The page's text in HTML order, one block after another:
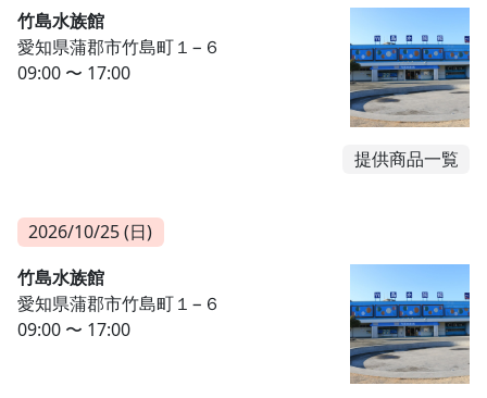
竹島水族館
愛知県蒲郡市竹島町１−６
09:00 〜 17:00
提供商品一覧
2026/10/25 (日)
竹島水族館
愛知県蒲郡市竹島町１−６
09:00 〜 17:00